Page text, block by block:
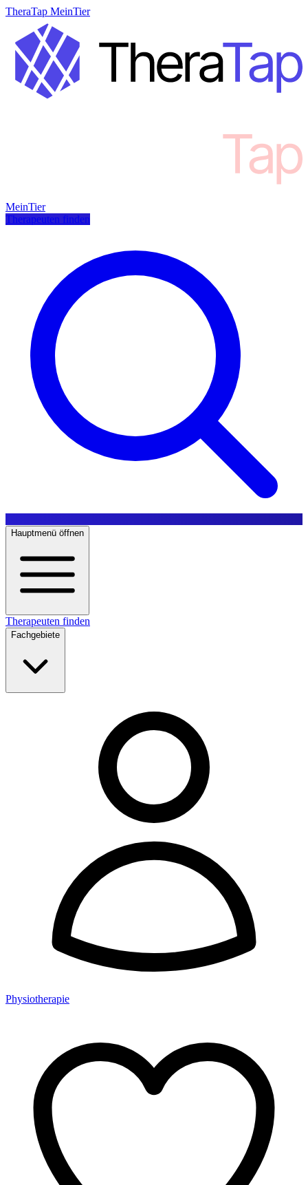
TheraTap MeinTier
MeinTier
Therapeuten finden
Hauptmenü öffnen
Therapeuten finden
Fachgebiete
Physiotherapie